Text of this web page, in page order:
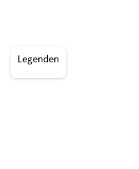
Legenden